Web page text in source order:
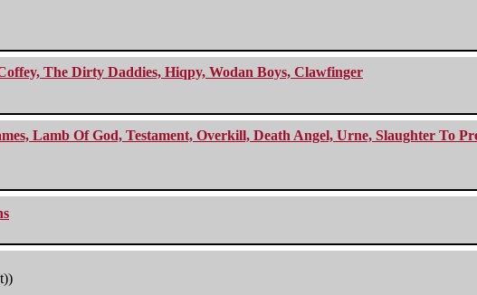
The Dirty Daddies, Hiqpy, Wodan Boys, Clawfinger
Lamb Of God, Testament, Overkill, Death Angel, Urne, Slaughter To